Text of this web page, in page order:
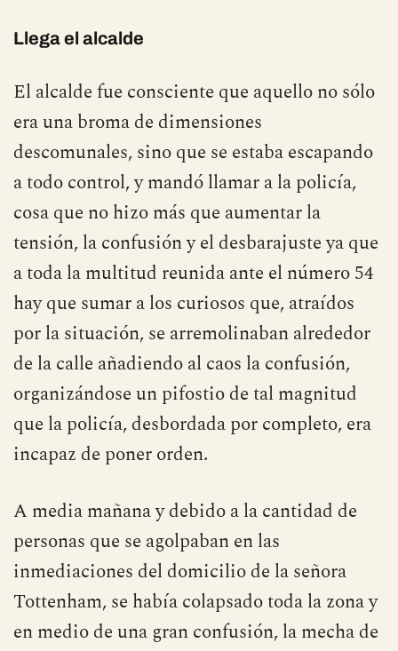
Llega el alcalde
El alcalde fue consciente que aquello no sólo
era una broma de dimensiones
descomunales, sino que se estaba escapando
a todo control, y mandó llamar a la policía,
cosa que no hizo más que aumentar la
tensión, la confusión y el desbarajuste ya que
a toda la multitud reunida ante el número 54
hay que sumar a los curiosos que, atraídos
por la situación, se arremolinaban alrededor
de la calle añadiendo al caos la confusión,
organizándose un pifostio de tal magnitud
que la policía, desbordada por completo, era
incapaz de poner orden.
A media mañana y debido a la cantidad de
personas que se agolpaban en las
inmediaciones del domicilio de la señora
Tottenham, se había colapsado toda la zona y
en medio de una gran confusión, la mecha de